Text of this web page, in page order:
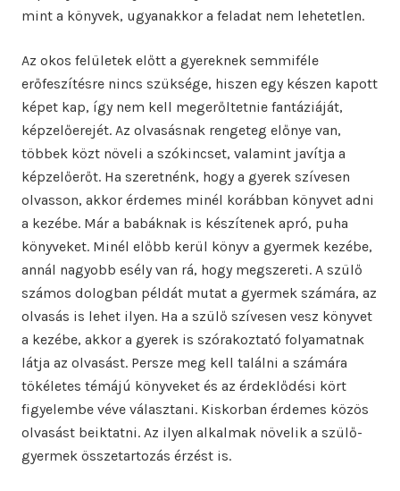
mint a könyvek, ugyanakkor a feladat nem lehetetlen.
Az okos felületek előtt a gyereknek semmiféle
erőfeszítésre nincs szüksége, hiszen egy készen kapott
képet kap, így nem kell megerőltetnie fantáziáját,
képzelőerejét. Az olvasásnak rengeteg előnye van,
többek közt növeli a szókincset, valamint javítja a
képzelőerőt. Ha szeretnénk, hogy a gyerek szívesen
olvasson, akkor érdemes minél korábban könyvet adni
a kezébe. Már a babáknak is készítenek apró, puha
könyveket. Minél előbb kerül könyv a gyermek kezébe,
annál nagyobb esély van rá, hogy megszereti. A szülő
számos dologban példát mutat a gyermek számára, az
olvasás is lehet ilyen. Ha a szülő szívesen vesz könyvet
a kezébe, akkor a gyerek is szórakoztató folyamatnak
látja az olvasást. Persze meg kell találni a számára
tökéletes témájú könyveket és az érdeklődési kört
figyelembe véve választani. Kiskorban érdemes közös
olvasást beiktatni. Az ilyen alkalmak növelik a szülő-
gyermek összetartozás érzést is.